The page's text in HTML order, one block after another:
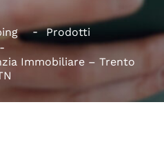
Prodotti
Immobiliare – Trento